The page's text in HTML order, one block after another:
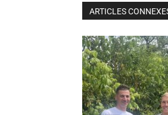
ARTICLES